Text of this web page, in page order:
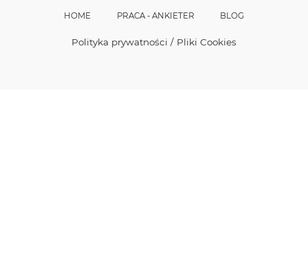
HOME PRACA - ANKIETER BLOG
Polityka prywatności / Pliki Cookies